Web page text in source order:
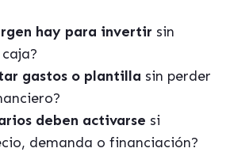
hay para invertir sin
gastos o plantilla sin perder
deben activarse si
demanda o financiación?